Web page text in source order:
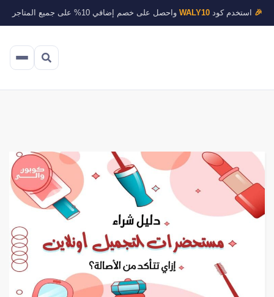
🎉 استخدم كودWALY10 واحصل على خصم إضافي 10% على جميع المتاجر